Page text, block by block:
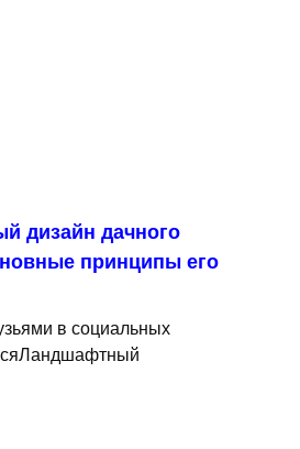
дизайн дачного
принципы его
в социальных